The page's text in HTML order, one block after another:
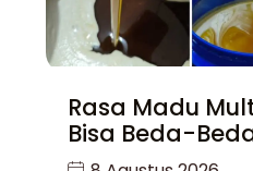
Rasa Madu
Bisa Beda-